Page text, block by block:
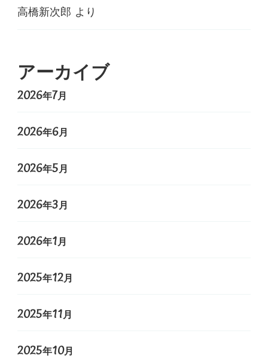
高橋新次郎 より
アーカイブ
2026年7月
2026年6月
2026年5月
2026年3月
2026年1月
2025年12月
2025年11月
2025年10月